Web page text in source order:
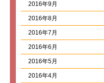
2016年9月
2016年8月
2016年7月
2016年6月
2016年5月
2016年4月